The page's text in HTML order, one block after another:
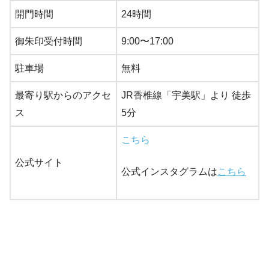
開門時間 24時間
御朱印受付時間 9:00〜17:00
駐車場 無料
最寄り駅からのアクセ
ス
JR香椎線「宇美駅」より 徒歩
5分
公式サイト
こちら
公式インスタグラムはこちら